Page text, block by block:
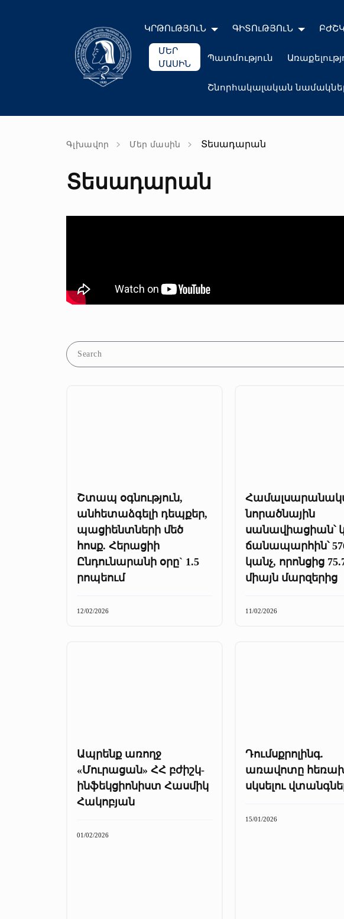
ԿՐԹՈւԹՅՈւՆ ԳԻՏՈւԹՅՈւՆ
ՄԵՐ
ՄԱՍԻՆ
Պատմություն
Շնորհակալական
Գլխավոր Մեր մասին Տեսադարան
Տեսադարան
Շտապ օգնություն,
անհետաձգելի դեպքեր,
պացիենտների մեծ
հոսք. Հերացիի
Ընդունարանի օրը` 1.5
րոպեում
12/02/2026
նորածնային
սանավիացիան՝
ճանապարհին՝
կանչ, որոնցից
միայն մարզերից
11/02/2026
Ապրենք առողջ
«Մուրացան» ՀՀ բժիշկ-
ինֆեկցիոնիստ Հասմիկ
Հակոբյան
01/02/2026
Դումսքրոլինգ.
առավոտը
սկսելու
15/01/2026